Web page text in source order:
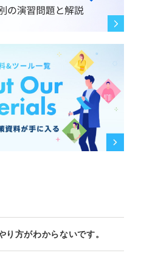
り方がわからないです。